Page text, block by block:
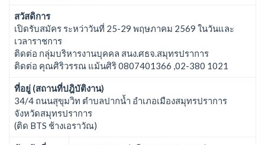
สวัสดิการ
เปิดรับสมัคร ระหว่าวันที่ 25-29 พฤษภาคม 2569 ในวันและ
เวลาราชการ
ติดต่อ กลุ่มบริหารงานบุคคล สนง.ศธจ.สมุทรปราการ
ติดต่อ คุณศิริวรรณ แม้นศิริ 0807401366 ,02-380 1021
ที่อยู่ (สถานที่ปฎิบัติงาน)
34/4 ถนนสุขุมวิท ตำบลปากน้ำ อำเภอเมืองสมุทรปราการ
จังหวัดสมุทรปราการ
(ติด BTS ช้างเอราวัณ)